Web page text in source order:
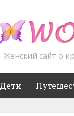
Женский сайт о
Дети